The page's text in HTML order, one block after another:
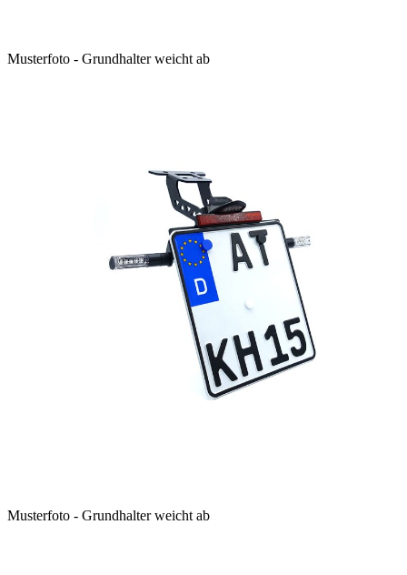
Musterfoto - Grundhalter weicht ab
Musterfoto - Grundhalter weicht ab